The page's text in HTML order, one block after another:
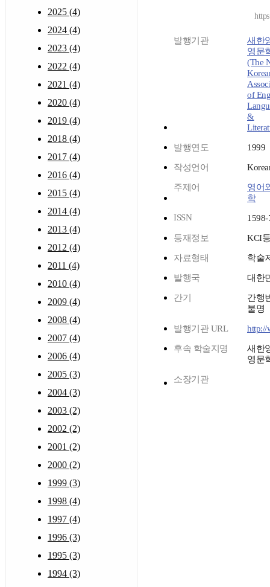
2025 (4)
2024 (4)
2023 (4)
2022 (4)
2021 (4)
2020 (4)
2019 (4)
2018 (4)
2017 (4)
2016 (4)
2015 (4)
2014 (4)
2013 (4)
2012 (4)
2011 (4)
2010 (4)
2009 (4)
2008 (4)
2007 (4)
2006 (4)
2005 (3)
2004 (3)
2003 (2)
2002 (2)
2001 (2)
2000 (2)
1999 (3)
1998 (4)
1997 (4)
1996 (3)
1995 (3)
1994 (3)
발행기관
새한
영문
(The
of
&
발행연도 1999
작성언어
주제어
영어
학
ISSN
1598-
등재정보 KCI
자료형태 학술
발행국 대한
간기
간행
불명
발행기관 URL http://
후속 학술지명
새한
영문
소장기관